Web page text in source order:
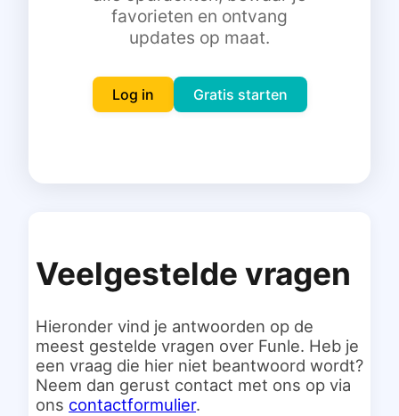
Inloggen
Gratis starten
favorieten en ontvang
updates op maat.
Log in Gratis starten
Veelgestelde vragen
Hieronder vind je antwoorden op de
meest gestelde vragen over Funle. Heb je
een vraag die hier niet beantwoord wordt?
Neem dan gerust contact met ons op via
ons contactformulier.